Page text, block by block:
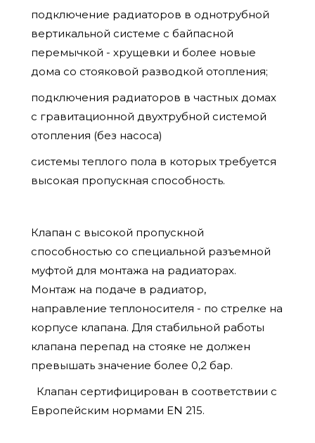
подключение радиаторов в однотрубной
вертикальной системе с байпасной
перемычкой - хрущевки и более новые
дома со стояковой разводкой отопления;
подключения радиаторов в частных домах
с гравитационной двухтрубной системой
отопления (без насоса)
системы теплого пола в которых требуется
высокая пропускная способность.
Клапан с высокой пропускной
способностью со специальной разъемной
муфтой для монтажа на радиаторах.
Монтаж на подаче в радиатор,
направление теплоносителя - по стрелке на
корпусе клапана. Для стабильной работы
клапана перепад на стояке не должен
превышать значение более 0,2 бар.
Клапан cертифицирован в соответствии с
Европейским нормами EN 215.